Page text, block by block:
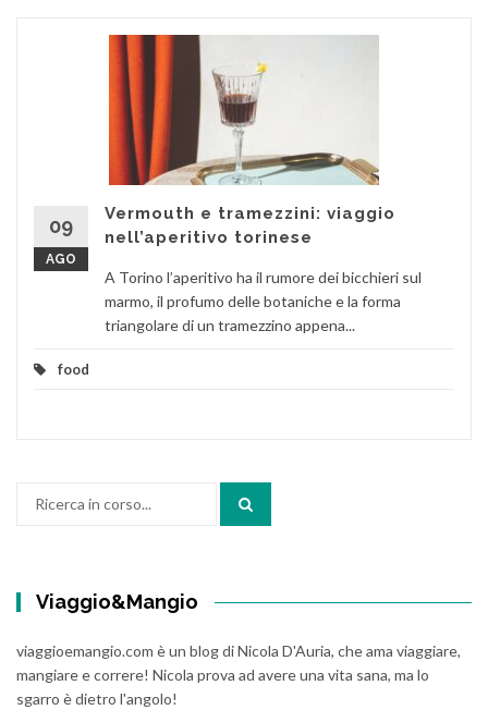
09
AGO
Vermouth e tramezzini: viaggio
nell’aperitivo torinese
A Torino l’aperitivo ha il rumore dei bicchieri sul
marmo, il profumo delle botaniche e la forma
triangolare di un tramezzino appena...
food
Viaggio&Mangio
viaggioemangio.com è un blog di Nicola D'Auria, che ama viaggiare,
mangiare e correre! Nicola prova ad avere una vita sana, ma lo
sgarro è dietro l'angolo!